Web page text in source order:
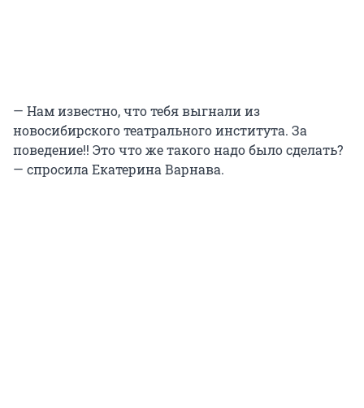
— Нам известно, что тебя выгнали из
новосибирского театрального института. За
поведение!! Это что же такого надо было сделать?
— спросила Екатерина Варнава.